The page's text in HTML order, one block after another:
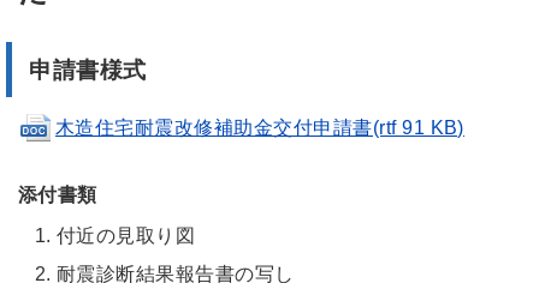
申請書様式
木造住宅耐震改修補助金交付申請書(rtf 91 KB)
添付書類
付近の見取り図
耐震診断結果報告書の写し